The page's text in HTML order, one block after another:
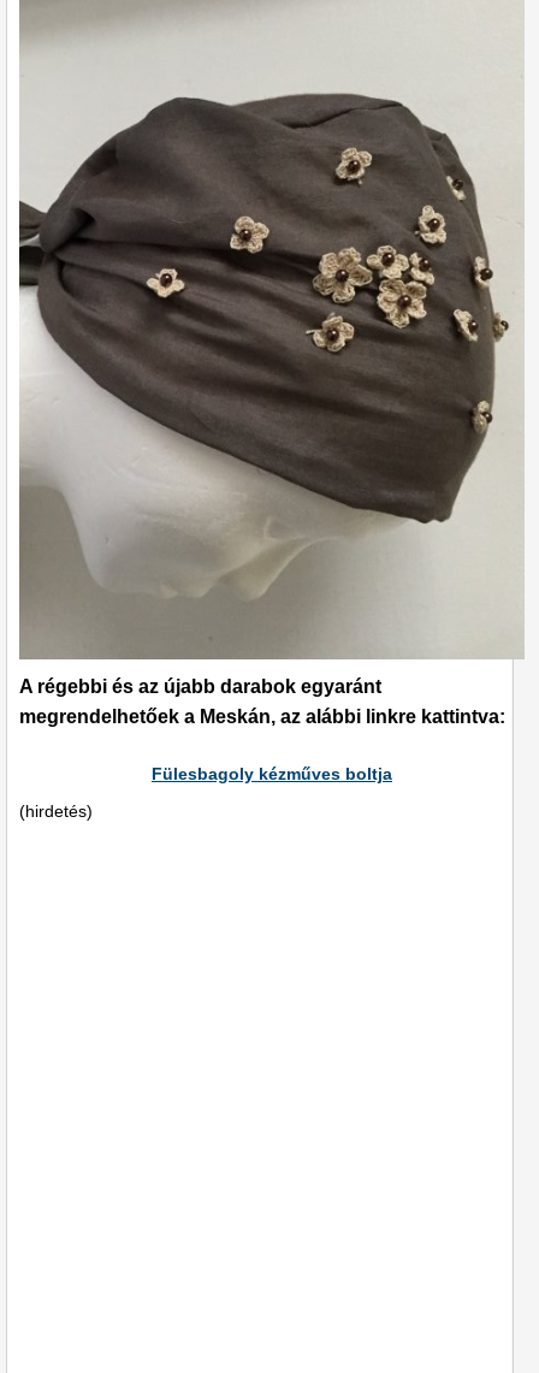
A régebbi és az újabb darabok egyaránt
megrendelhetőek a Meskán, az alábbi linkre kattintva:
Fülesbagoly kézműves boltja
(hirdetés)